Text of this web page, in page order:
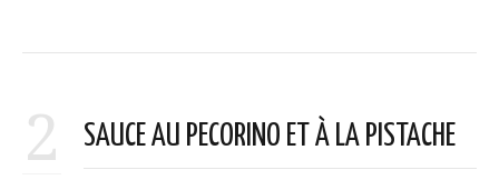
2 SAUCE AU PECORINO ET À LA PISTACHE